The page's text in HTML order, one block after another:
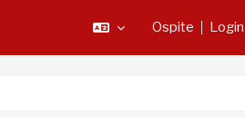
Ospite Login